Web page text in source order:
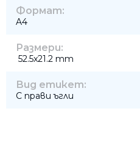
Формат:
A4
Размери:
52.5x21.2 mm
Вид етикет:
С прави ъгли